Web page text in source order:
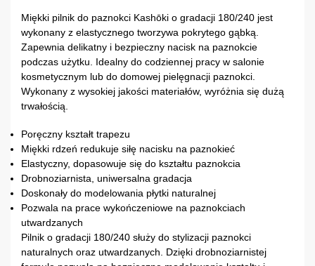
Miękki pilnik do paznokci Kashōki o gradacji 180/240 jest
wykonany z elastycznego tworzywa pokrytego gąbką.
Zapewnia delikatny i bezpieczny nacisk na paznokcie
podczas użytku. Idealny do codziennej pracy w salonie
kosmetycznym lub do domowej pielęgnacji paznokci.
Wykonany z wysokiej jakości materiałów, wyróżnia się dużą
trwałością.
Poręczny kształt trapezu
Miękki rdzeń redukuje siłę nacisku na paznokieć
Elastyczny, dopasowuje się do kształtu paznokcia
Drobnoziarnista, uniwersalna gradacja
Doskonały do modelowania płytki naturalnej
Pozwala na prace wykończeniowe na paznokciach
utwardzanych
Pilnik o gradacji 180/240 służy do stylizacji paznokci
naturalnych oraz utwardzanych. Dzięki drobnoziarnistej